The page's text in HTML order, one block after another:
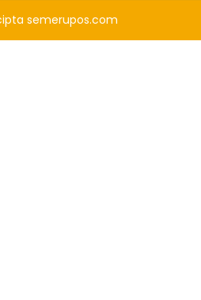
semerupos.com